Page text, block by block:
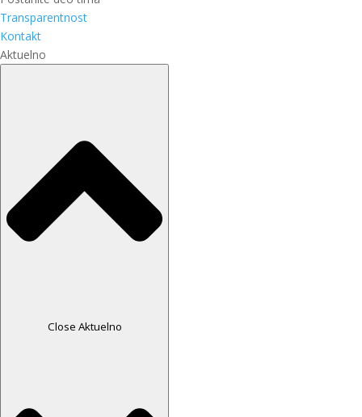
Transparentnost
Kontakt
Aktuelno
Close Aktuelno